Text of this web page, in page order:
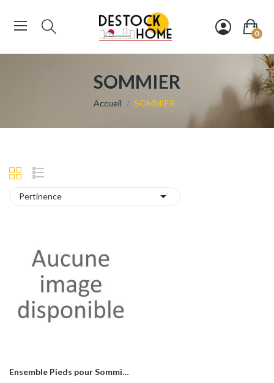
0
SOMMIER
Accueil SOMMIER
Pertinence 
Ensemble Pieds pour Sommier - Pièces de Rechange